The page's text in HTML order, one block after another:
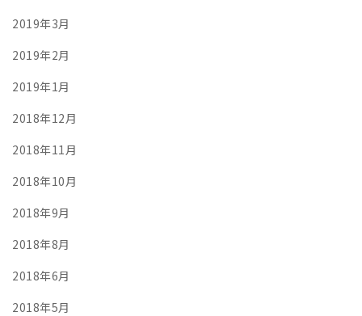
2019年3月
2019年2月
2019年1月
2018年12月
2018年11月
2018年10月
2018年9月
2018年8月
2018年6月
2018年5月